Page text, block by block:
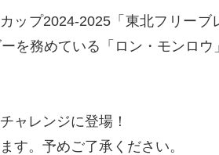
ップ2024-2025「東北フリー
を務めている「ロン・モンロウ
ャレンジに登場！
す。予めご了承ください。